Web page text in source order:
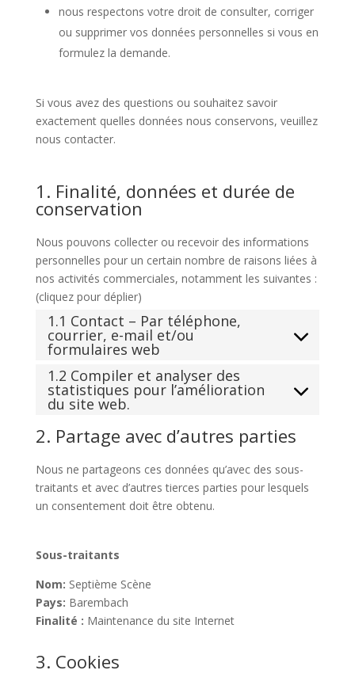
nous respectons votre droit de consulter, corriger
ou supprimer vos données personnelles si vous en
formulez la demande.
Si vous avez des questions ou souhaitez savoir
exactement quelles données nous conservons, veuillez
nous contacter.
1. Finalité, données et durée de
conservation
Nous pouvons collecter ou recevoir des informations
personnelles pour un certain nombre de raisons liées à
nos activités commerciales, notamment les suivantes :
(cliquez pour déplier)
1.1 Contact – Par téléphone,
courrier, e-mail et/ou
formulaires web
1.2 Compiler et analyser des
statistiques pour l’amélioration
du site web.
2. Partage avec d’autres parties
Nous ne partageons ces données qu’avec des sous-
traitants et avec d’autres tierces parties pour lesquels
un consentement doit être obtenu.
Sous-traitants
Nom: Septième Scène
Pays: Barembach
Finalité : Maintenance du site Internet
3. Cookies